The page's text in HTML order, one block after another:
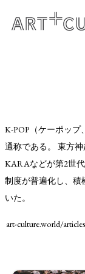
K-POP（ケーポップ
通称である。 東方神
KARAなどが第2世
制度が普遍化し、積
いた。
art-culture.world/